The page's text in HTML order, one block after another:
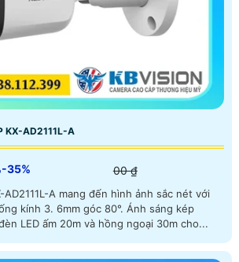
KX-AD2111L-A
35% 00 ₫
AD2111L-A mang đến hình ảnh sắc nét với
3. 6mm góc 80°. Ánh sáng kép
LED ấm 20m và hồng ngoại 30m cho...